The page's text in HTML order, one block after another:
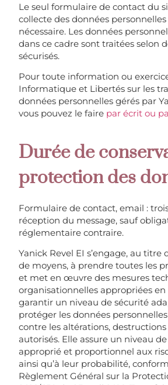
Le seul formulaire de contact du
collecte des données
nécessaire. Les données
dans ce cadre sont traitées selon
sécurisés.
Pour toute information ou
Informatique et Libertés sur les
données personnelles gérés par
vous pouvez le faire par écrit ou
Durée de
protection des
Formulaire de contact, email :
réception du message, sauf
réglementaire contraire.
Yanick Revel EI s’engage, au titre
de moyens, à prendre toutes les
et met en œuvre des mesures
organisationnelles appropriées
garantir un niveau de sécurité
protéger les données
contre les altérations,
autorisés. Elle assure un niveau
approprié et proportionnel aux
ainsi qu’à leur probabilité,
Règlement Général sur la